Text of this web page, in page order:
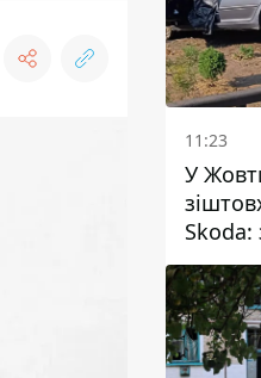
11:23
У
Skoda:
людей